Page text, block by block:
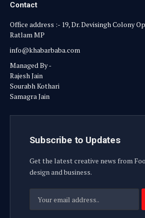
Contact
Office address :- 19, Dr. Devisingh Colony
Ratlam MP
info@khabarbaba.com
Managed By -
Rajesh Jain
Sourabh Kothari
Samagra Jain
Subscribe to Updates
Get the latest creative news from
design and business.